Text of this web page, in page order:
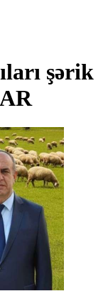
şərik